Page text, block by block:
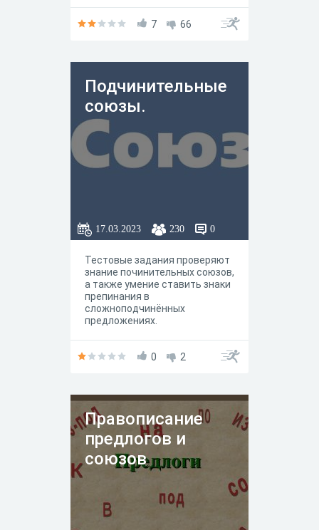
7
66
Подчинительные
союзы.
17.03.2023 230 0
Тестовые задания проверяют
знание починительных союзов,
а также умение ставить знаки
препинания в
сложноподчинённых
предложениях.
0 2
Правописание
предлогов и
союзов